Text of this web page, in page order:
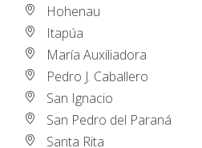
Hohenau
Itapúa
María Auxiliadora
Pedro J. Caballero
San Ignacio
San Pedro del Paraná
Santa Rita